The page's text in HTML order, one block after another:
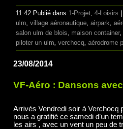
11:42 Publié dans 1-Projet, 4-Loisirs
ulm, village aéronautique, airpark,
salon ulm de blois, maison container,
piloter un ulm, verchocq, aérodrome
23/08/2014
VF-Aéro : Dansons
Arrivés Vendredi soir à Verchocq
nous a gratifié ce samedi d'un
les airs , avec un vent un peu de